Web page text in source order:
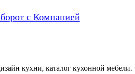
с Компанией
кухни, каталог кухонной мебели.